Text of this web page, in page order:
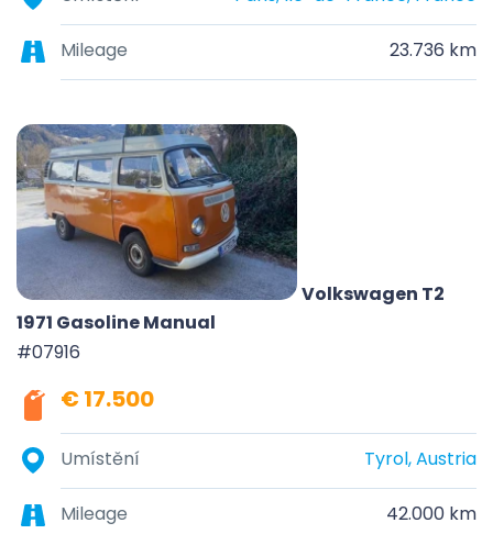
Mileage 23.736 km
Volkswagen T2
1971 Gasoline Manual
#07916
€ 17.500
Umístění Tyrol, Austria
Mileage 42.000 km